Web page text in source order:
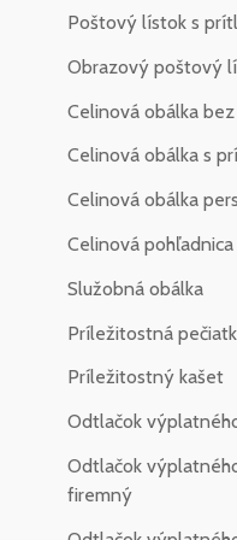
Poštový lístok s
Obrazový poštový
Celinová obálka
Celinová obálka s
Celinová obálka
Celinová pohľadnica
Služobná obálka
Príležitostná
Príležitostný kašet
Odtlačok
Odtlačok
firemný